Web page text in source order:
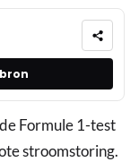
Formule 1-test
stroomstoring.